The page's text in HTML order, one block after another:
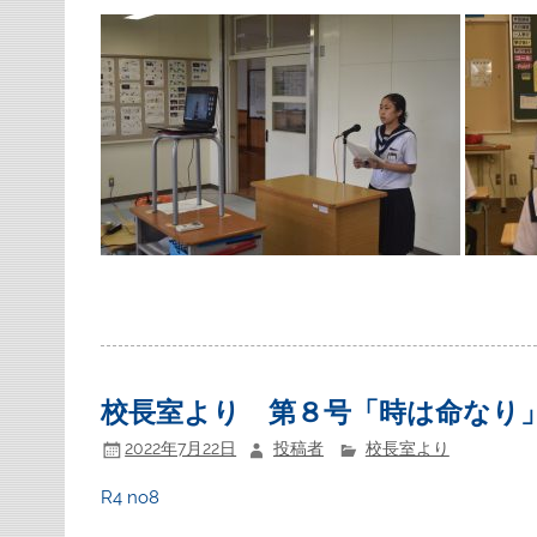
校長室より 第８号「時は命なり
2022年7月22日 投稿者 校長室より
R4 no8